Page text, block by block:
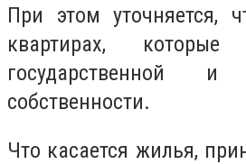
При этом уточняется,
квартирах,
государственной и
собственности.
Что касается жилья,